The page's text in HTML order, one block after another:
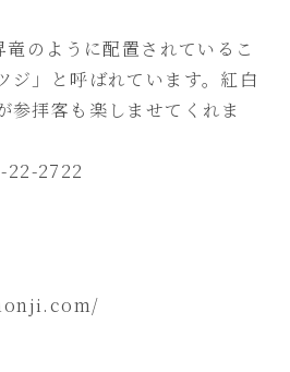
のように配置されているこ
ジ」と呼ばれています。紅白
参拝客も楽しませてくれま
22-2722